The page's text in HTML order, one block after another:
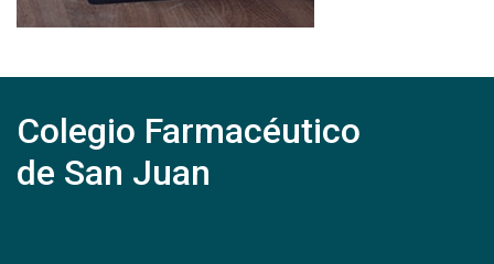
Colegio Farmacéutico
de San Juan